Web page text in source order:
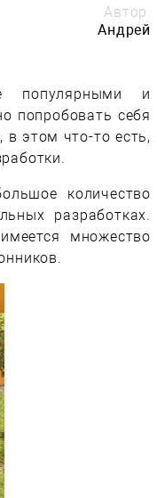
Автор:
Андрей
популярными и
попробовать себя
этом что-то есть,
количество
разработках.
множество